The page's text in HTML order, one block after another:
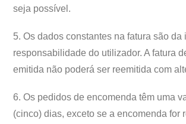
seja possível.
5. Os dados constantes na fatura são da
responsabilidade do utilizador. A fatura
emitida não poderá ser reemitida com
6. Os pedidos de encomenda têm uma
(cinco) dias, exceto se a encomenda for